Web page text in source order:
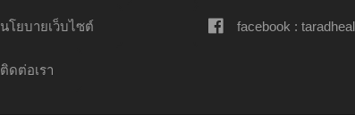
นโยบายเว็บไซต์
ติดต่อเรา
facebook :